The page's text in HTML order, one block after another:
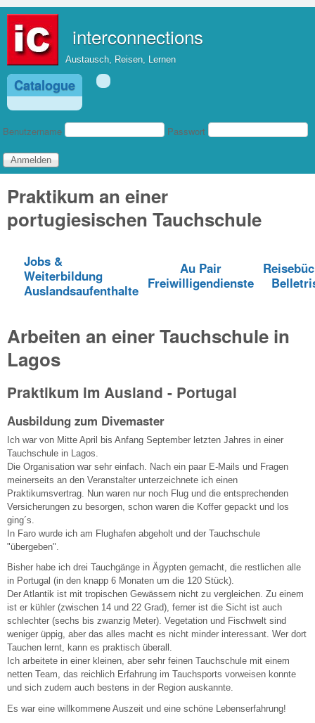
interconnections
Austausch, Reisen, Lernen
Catalogue
Benutzeranmeldung
Benutzername Passwort
Praktikum an einer
portugiesischen Tauchschule
Jobs &
Weiterbildung
Auslandsaufenthalte
Au Pair
Freiwilligendienste
Arbeiten an einer Tauchschule in
Lagos
Praktikum im Ausland - Portugal
Ausbildung zum Divemaster
Ich war von Mitte April bis Anfang September letzten Jahres in einer
Tauchschule in Lagos.
Die Organisation war sehr einfach. Nach ein paar E-Mails und Fragen
meinerseits an den Veranstalter unterzeichnete ich einen
Praktikumsvertrag. Nun waren nur noch Flug und die entsprechenden
Versicherungen zu besorgen, schon waren die Koffer gepackt und los
ging´s.
In Faro wurde ich am Flughafen abgeholt und der Tauchschule
"übergeben".
Bisher habe ich drei Tauchgänge in Ägypten gemacht, die restlichen alle
in Portugal (in den knapp 6 Monaten um die 120 Stück).
Der Atlantik ist mit tropischen Gewässern nicht zu vergleichen. Zu einem
ist er kühler (zwischen 14 und 22 Grad), ferner ist die Sicht ist auch
schlechter (sechs bis zwanzig Meter). Vegetation und Fischwelt sind
weniger üppig, aber das alles macht es nicht minder interessant. Wer dort
Tauchen lernt, kann es praktisch überall.
Ich arbeitete in einer kleinen, aber sehr feinen Tauchschule mit einem
netten Team, das reichlich Erfahrung im Tauchsports vorweisen konnte
und sich zudem auch bestens in der Region auskannte.
Es war eine willkommene Auszeit und eine schöne Lebenserfahrung!